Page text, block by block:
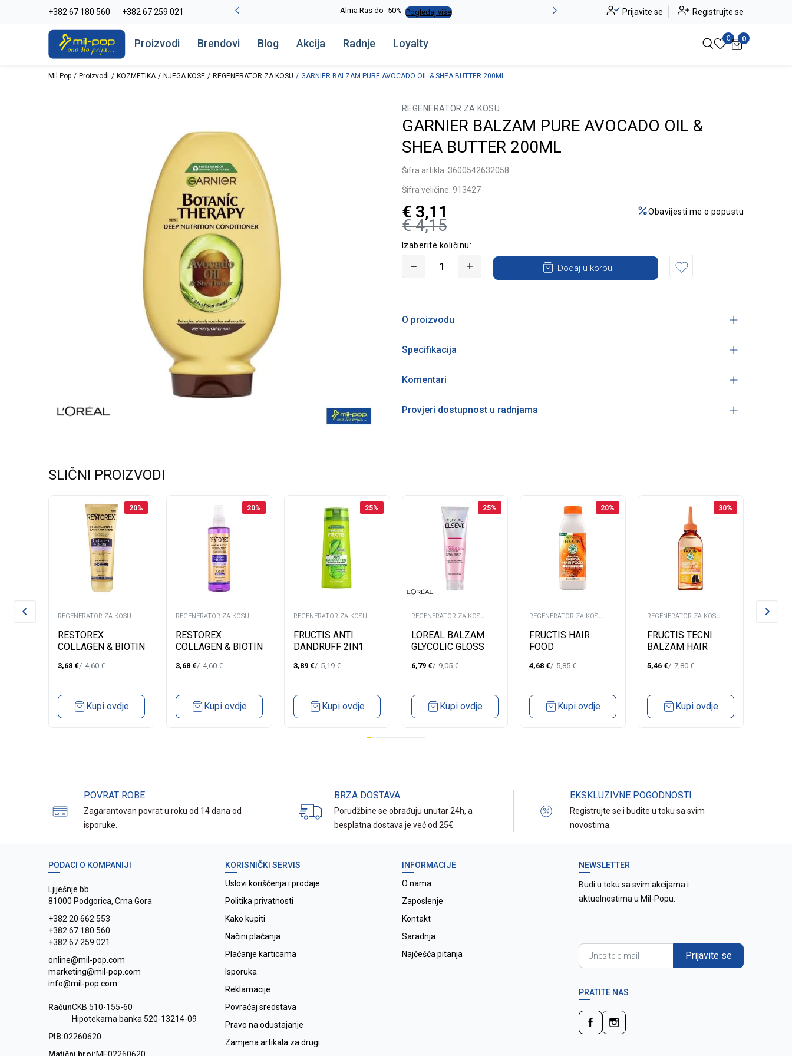
+382 67 180 560 +382 67 259 021
La Plage peškiri do -30% Pogledaj više Alma Ras do -50% Pogledaj više Novo u ponudi - Jadea Pogledaj više
Prijavite se Registrujte se
Proizvodi Brendovi Blog Akcija Radnje Loyalty 0 0
Mil Pop Proizvodi KOZMETIKA NJEGA KOSE REGENERATOR ZA KOSU GARNIER BALZAM PURE AVOCADO OIL & SHEA BUTTER 200ML
REGENERATOR ZA KOSU
GARNIER BALZAM PURE AVOCADO OIL &
SHEA BUTTER 200ML
Šifra artikla: 3600542632058
Šifra veličine: 913427
€ 4,15
€ 3,11 Obavijesti me o popustu
Izaberite količinu:
Dodaj u korpu
O proizvodu
Specifikacija
Komentari
Provjeri dostupnost u radnjama
SLIČNI PROIZVODI
20%
REGENERATOR ZA KOSU
RESTOREX
COLLAGEN & BIOTIN
VOLUMEN KOSE
3,68 € 4,60€
Kupi ovdje
20%
REGENERATOR ZA KOSU
RESTOREX
COLLAGEN & BIOTIN
REGENERATOR ZA
200ML
3,68 € 4,60€
Kupi ovdje
25%
REGENERATOR ZA KOSU
FRUCTIS ANTI
DANDRUFF 2IN1
3,89 € 5,19€
Kupi ovdje
25%
REGENERATOR ZA KOSU
LOREAL BALZAM
GLYCOLIC GLOSS
6,79 € 9,05€
Kupi ovdje
20%
REGENERATOR ZA KOSU
FRUCTIS HAIR
FOOD
PAPAYA 350ML
4,68 € 5,85€
Kupi ovdje
30%
REGENERATOR ZA KOSU
FRUCTIS TECNI
BALZAM HAIR
LONG HAIR
200ML
5,46 € 7,80€
Kupi ovdje
POVRAT ROBE
Zagarantovan povrat u roku od 14 dana od
isporuke.
BRZA DOSTAVA
Porudžbine se obrađuju unutar 24h, a
besplatna dostava je već od 25€.
EKSKLUZIVNE POGODNOSTI
Registrujte se i budite u toku sa svim
novostima.
PODACI O KOMPANIJI
Ljiješnje bb
81000 Podgorica, Crna Gora
+382 20 662 553
+382 67 180 560
+382 67 259 021
online@mil-pop.com
marketing@mil-pop.com
info@mil-pop.com
RačunCKB 510-155-60
Hipotekarna banka 520-13214-09
PIB:02260620
KORISNIČKI SERVIS
Uslovi korišćenja i prodaje
Politika privatnosti
Kako kupiti
Načini plaćanja
Plaćanje karticama
Isporuka
Reklamacije
Povraćaj sredstava
Pravo na odustajanje
Zamjena artikala za drugi
INFORMACIJE
O nama
Zaposlenje
Kontakt
Saradnja
Najčešća pitanja
NEWSLETTER
Budi u toku sa svim akcijama i
aktuelnostima u Mil-Popu.
Prijavite se
PRATITE NAS